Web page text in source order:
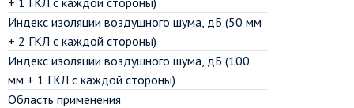
Индекс изоляции воздушного шума, дБ (50 мм
+ 2 ГКЛ с каждой стороны)
Индекс изоляции воздушного шума, дБ (100
мм + 1 ГКЛ с каждой стороны)
Область применения